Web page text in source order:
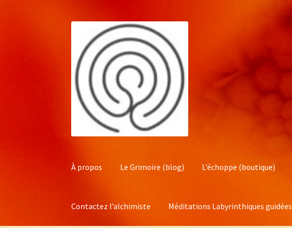
navigation
contenu
À propos Le Grimoire (blog) L’échoppe (boutique)
Contactez l’alchimiste Méditations Labyrinthiques guidées